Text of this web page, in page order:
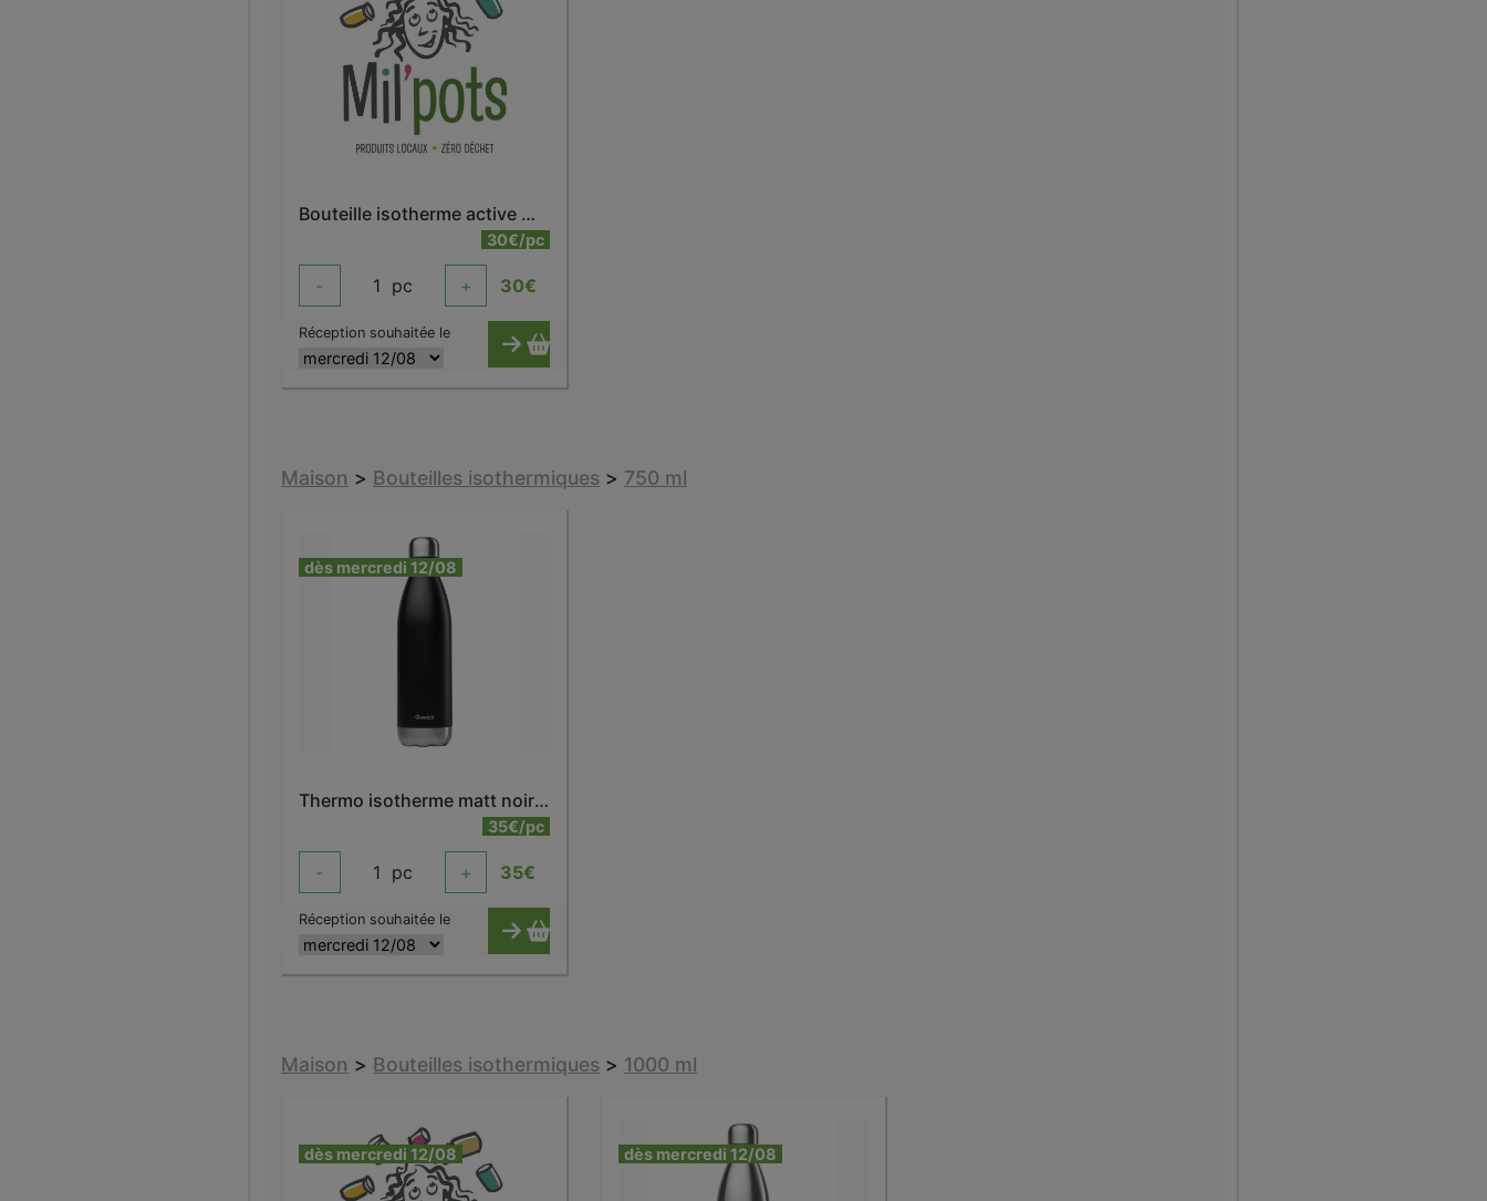
Bouteille isotherme active matt pastel rose 600 ml
30€/pc
- 1 pc + 30€
Réception souhaitée le
Maison > Bouteilles isothermiques > 750 ml
dès mercredi 12/08
Thermo isotherme matt noir 750 ml
35€/pc
- 1 pc + 35€
Réception souhaitée le
Maison > Bouteilles isothermiques > 1000 ml
dès mercredi 12/08 dès mercredi 12/08